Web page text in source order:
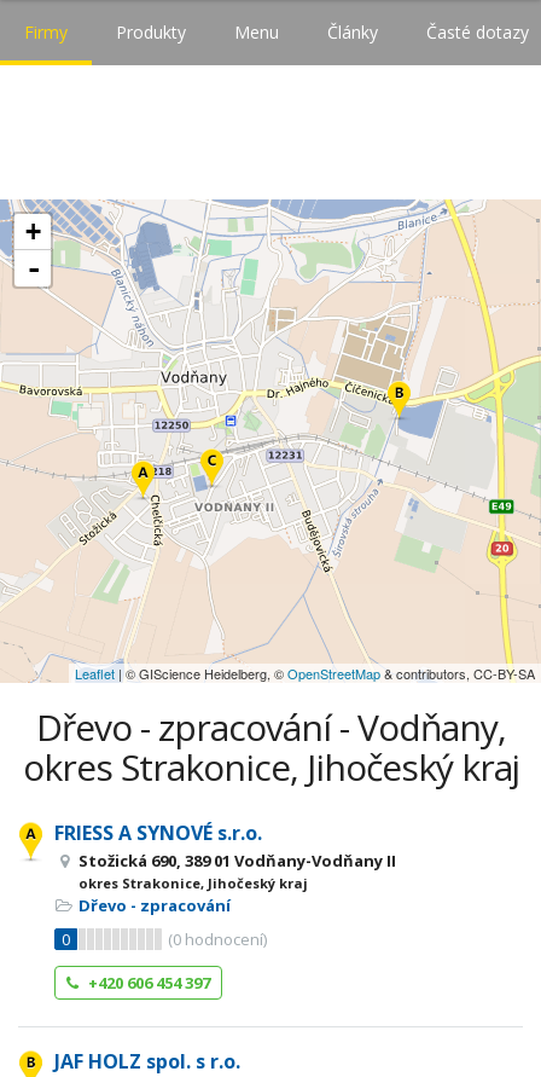
Firmy Produkty Menu Články Časté dotazy
+
-
Leaflet | © GIScience Heidelberg, ©OpenStreetMap& contributors, CC-BY-SA
Dřevo - zpracování - Vodňany,
okres Strakonice, Jihočeský kraj
FRIESS A SYNOVÉ s.r.o.
Stožická 690, 389 01 Vodňany-Vodňany II
okres Strakonice, Jihočeský kraj
Dřevo - zpracování
0
(0 hodnocení)
+420 606 454 397
JAF HOLZ spol. s r.o.